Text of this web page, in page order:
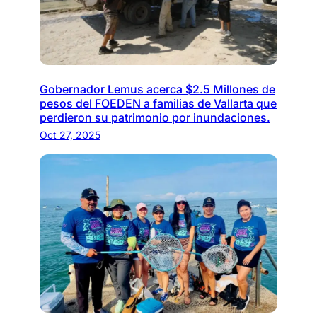
Gobernador Lemus acerca $2.5 Millones de
pesos del FOEDEN a familias de Vallarta que
perdieron su patrimonio por inundaciones.
Oct 27, 2025